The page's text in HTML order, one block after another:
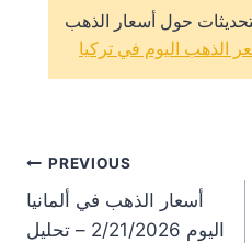
حول أسعار الذهب
الذهب اليوم في تركيا
PREVIOUS
أسعار الذهب في ألمانيا
اليوم 2/21/2026 – تحليل